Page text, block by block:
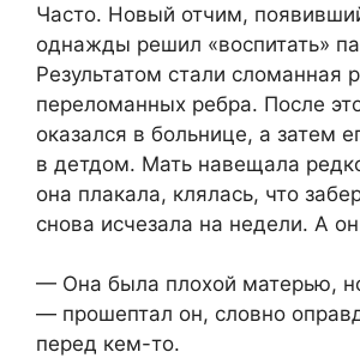
Часто. Новый отчим,
однажды решил «воспитать»
Результатом стали сломанная
переломанных ребра. После
оказался в больнице, а затем
в детдом. Мать навещала
она плакала, клялась, что
снова исчезала на недели. А
— Она была плохой матерью,
— прошептал он, словно
перед кем-то.